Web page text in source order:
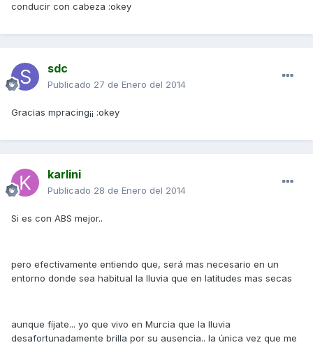
conducir con cabeza :okey
sdc
Publicado 27 de Enero del 2014
Gracias mpracing¡¡ :okey
karlini
Publicado 28 de Enero del 2014
Si es con ABS mejor..
pero efectivamente entiendo que, será mas necesario en un
entorno donde sea habitual la lluvia que en latitudes mas secas
aunque fíjate... yo que vivo en Murcia que la lluvia
desafortunadamente brilla por su ausencia.. la única vez que me